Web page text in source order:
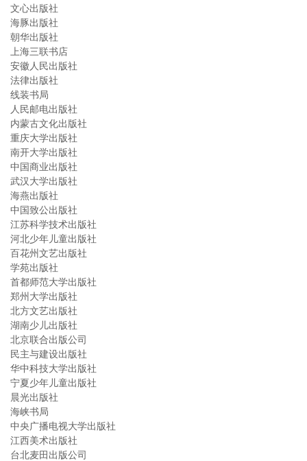
文心出版社
海豚出版社
朝华出版社
上海三联书店
安徽人民出版社
法律出版社
线装书局
人民邮电出版社
内蒙古文化出版社
重庆大学出版社
南开大学出版社
中国商业出版社
武汉大学出版社
海燕出版社
中国致公出版社
江苏科学技术出版社
河北少年儿童出版社
百花州文艺出版社
学苑出版社
首都师范大学出版社
郑州大学出版社
北方文艺出版社
湖南少儿出版社
北京联合出版公司
民主与建设出版社
华中科技大学出版社
宁夏少年儿童出版社
晨光出版社
海峡书局
中央广播电视大学出版社
江西美术出版社
台北麦田出版公司